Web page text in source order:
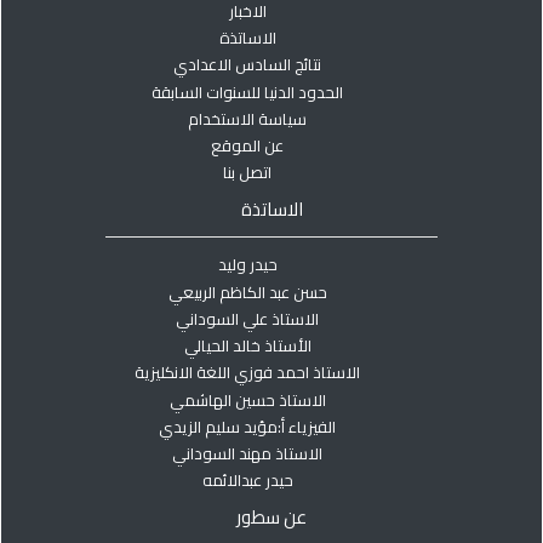
الاخبار
الاساتذة
نتائج السادس الاعدادي
الحدود الدنيا للسنوات السابقة
سياسة الاستخدام
عن الموقع
اتصل بنا
الاساتذة
حيدر وليد
حسن عبد الكاظم الربيعي
الاستاذ علي السوداني
الأستاذ خالد الحيالي
الاستاذ احمد فوزي اللغة الانكليزية
الاستاذ حسين الهاشمي
الفيزياء أ:مؤيد سليم الزيدي
الاستاذ مهند السوداني
حيدر عبدالائمه
عن سطور